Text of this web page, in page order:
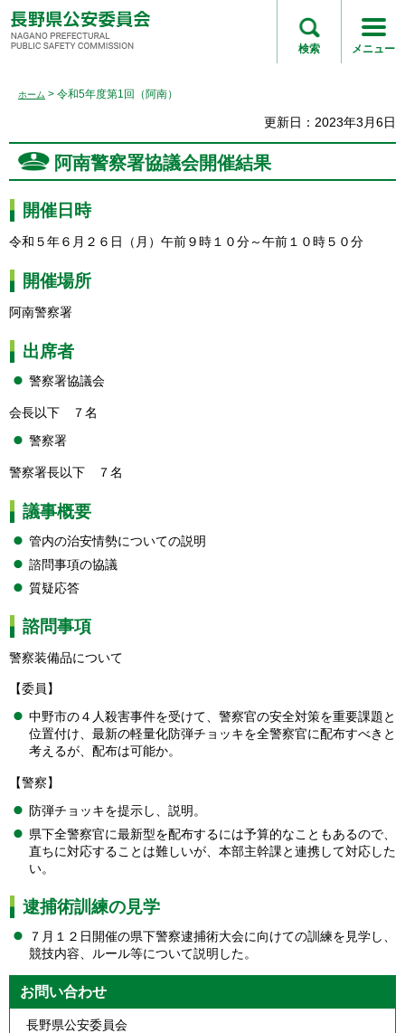
長野県公安委員会
NAGANO
COMMISSION
検索 メニュー
ホーム > 令和5年度第1回（阿南）
更新日：2023年3月6日
阿南警察署協議会開催結果
開催日時
令和５年６月２６日（月）午前９時１０分～午前１０時５０分
開催場所
阿南警察署
出席者
警察署協議会
会長以下 ７名
警察署
警察署長以下 ７名
議事概要
管内の治安情勢についての説明
諮問事項の協議
質疑応答
諮問事項
警察装備品について
【委員】
中野市の４人殺害事件を受けて、警察官の安全対策を重要課題と
位置付け、最新の軽量化防弾チョッキを全警察官に配布すべきと
考えるが、配布は可能か。
【警察】
防弾チョッキを提示し、説明。
県下全警察官に最新型を配布するには予算的なこともあるので、
直ちに対応することは難しいが、本部主幹課と連携して対応した
い。
逮捕術訓練の見学
７月１２日開催の県下警察逮捕術大会に向けての訓練を見学し、
競技内容、ルール等について説明した。
お問い合わせ
長野県公安委員会